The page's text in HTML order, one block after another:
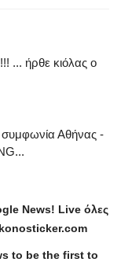
... ήρθε κιόλας ο
Αθήνας -
News! Liveόλες
.com
to be the first to